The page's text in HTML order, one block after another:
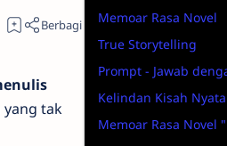
tak
Memoar Rasa Novel
True Storytelling
Prompt - Jawab
Kelindan Kisah
Memoar Rasa Novel